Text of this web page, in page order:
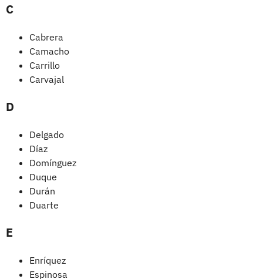
C
Cabrera
Camacho
Carrillo
Carvajal
D
Delgado
Díaz
Domínguez
Duque
Durán
Duarte
E
Enríquez
Espinosa